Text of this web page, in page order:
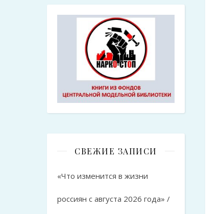
СВЕЖИЕ ЗАПИСИ
«Что изменится в жизни
россиян с августа 2026 года» /